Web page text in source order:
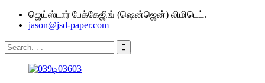
ஜெய்ஸ்டார் பேக்கேஜிங் (ஷென்ஜென்) லிமிடெட்.
jason@jsd-paper.com